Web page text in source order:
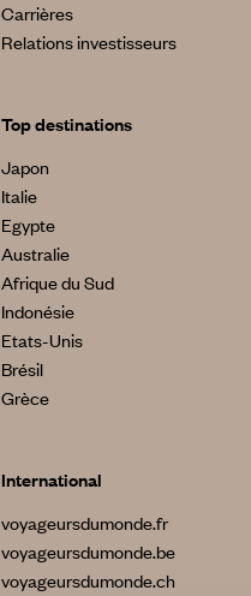
Carrières
Relations investisseurs
Top destinations
Japon
Italie
Egypte
Australie
Afrique du Sud
Indonésie
Etats-Unis
Brésil
Grèce
International
voyageursdumonde.fr
voyageursdumonde.be
voyageursdumonde.ch